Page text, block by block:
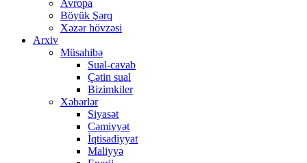
Avropa
Böyük Şərq
Xəzər hövzəsi
Arxiv
Müsahibə
Sual-cavab
Çətin sual
Bizimkiler
Xəbərlər
Siyasət
Cəmiyyət
İqtisadiyyat
Maliyyə